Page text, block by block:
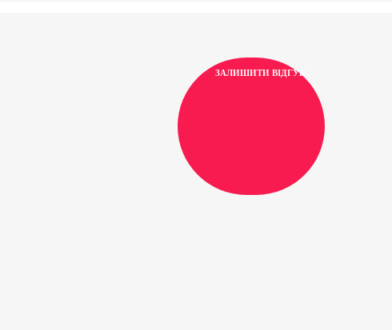
ЗАЛИШИТИ ВІДГУК